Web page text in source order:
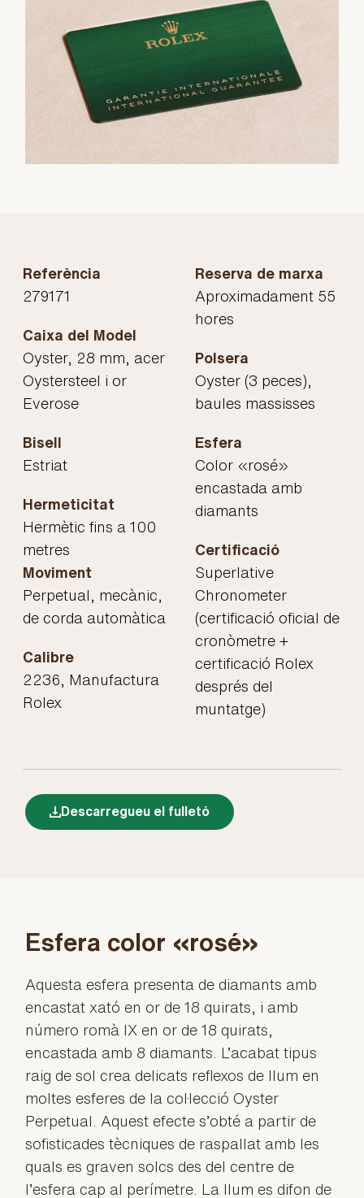
Referència
279171
Caixa del Model
Oyster, 28 mm, acer
Oystersteel i or
Everose
Bisell
Estriat
Hermeticitat
Hermètic fins a 100
metres
Moviment
Perpetual, mecànic,
de corda automàtica
Calibre
2236, Manufactura
Rolex
Reserva de marxa
Aproximadament 55
hores
Polsera
Oyster (3 peces),
baules massisses
Esfera
Color «rosé»
encastada amb
diamants
Certificació
Superlative
Chronometer
(certificació oficial de
cronòmetre +
certificació Rolex
després del
muntatge)
Descarregueu el fulletó
Esfera color «rosé»
Aquesta esfera presenta de diamants amb
encastat xató en or de 18 quirats, i amb
número romà IX en or de 18 quirats,
encastada amb 8 diamants. L’acabat tipus
raig de sol crea delicats reflexos de llum en
moltes esferes de la col·lecció Oyster
Perpetual. Aquest efecte s’obté a partir de
sofisticades tècniques de raspallat amb les
quals es graven solcs des del centre de
l’esfera cap al perímetre. La llum es difon de